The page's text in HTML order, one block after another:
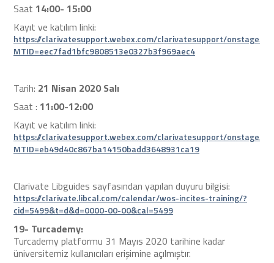
Saat 14:00- 15:00
Kayıt ve katılım linki:
https://clarivatesupport.webex.com/clarivatesupport/onstage/
MTID=eec7fad1bfc9808513e0327b3f969aec4
Tarih: 21 Nisan 2020 Salı
Saat : 11:00-12:00
Kayıt ve katılım linki:
https://clarivatesupport.webex.com/clarivatesupport/onstage/
MTID=eb49d40c867ba14150badd3648931ca19
Clarivate Libguides sayfasından yapılan duyuru bilgisi:
https://clarivate.libcal.com/calendar/wos-incites-training/?
cid=5499&t=d&d=0000-00-00&cal=5499
19- Turcademy:
Turcademy platformu 31 Mayıs 2020 tarihine kadar
üniversitemiz kullanıcıları erişimine açılmıştır.